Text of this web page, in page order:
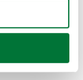
activamente
(huellas
procesan sus